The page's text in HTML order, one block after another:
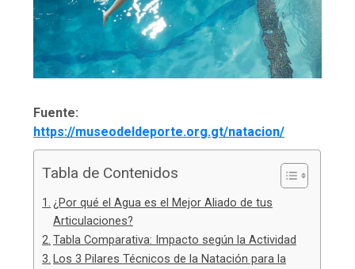
Fuente:
https://museodeldeporte.org.gt/natacion/
Tabla de Contenidos
¿Por qué el Agua es el Mejor Aliado de tus
Articulaciones?
Tabla Comparativa: Impacto según la Actividad
Los 3 Pilares Técnicos de la Natación para la